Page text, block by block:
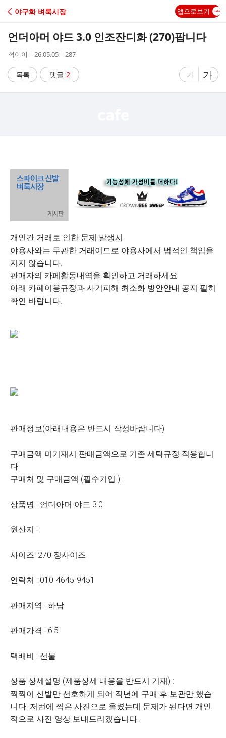
C
A
야구화 벼룩시장 앱으로보기
언더아머 야드 3.0 인조잔디화 (270)팝니다
작
자
혁이이
작
시
간
26.05.05
조
수
287
목록 댓글 2
글
가
글
자
가
개인간 거래로 인한 문제 발생시
야용사와는 무관한 거래이므로 야용사에서 범적인 책임을
지지 않습니다.
판매자의 카페활동내역을 확인하고 거래하세요
아래 카페이용규정과 사기피해 최소화 방안안내 공지 필히
확인 바랍니다.
판매정보(아래내용은 반드시 작성바랍니다)
구매금액 미기재시 판매금액으로 기존 세탁규정 적용합니
다.
구매처 및 구매금액 (필수기입 ) :
상품명 : 언더아머 야드 3.0
원산지 :
사이즈: 270 정사이즈
연락처 : 010-4645-9451
판매지역 : 하남
판매가격 : 6.5
택배비 : 선불
상품 상세설명 (제품상세 내용을 반드시 기재) :
찍찍이 신발만 선호하게 되어 작년에 구매 후 보관만 했습
니다. 저번에 찍은 사진으로 올렸는데 문제가 된다면 개인
적으로 사진 영상 보내드리겠습니다.